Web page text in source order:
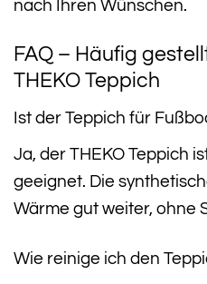
nach Ihren Wünschen.
FAQ – Häufig
THEKO Teppich
Ist der Teppich für
Ja, der THEKO Teppich
geeignet. Die
Wärme gut weiter, ohne
Wie reinige ich den